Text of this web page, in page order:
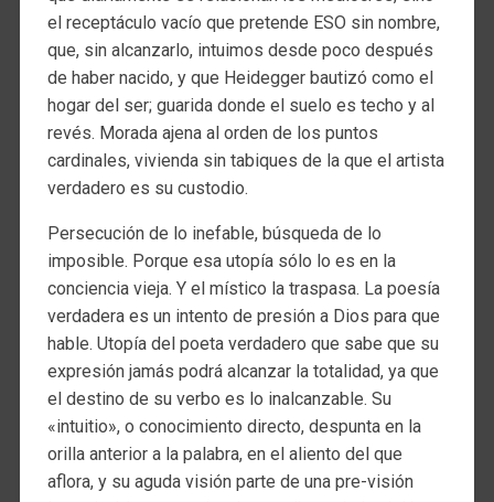
el receptáculo vacío que pretende ESO sin nombre,
que, sin alcanzarlo, intuimos desde poco después
de haber nacido, y que Heidegger bautizó como el
hogar del ser; guarida donde el suelo es techo y al
revés. Morada ajena al orden de los puntos
cardinales, vivienda sin tabiques de la que el artista
verdadero es su custodio.
Persecución de lo inefable, búsqueda de lo
imposible. Porque esa utopía sólo lo es en la
conciencia vieja. Y el místico la traspasa. La poesía
verdadera es un intento de presión a Dios para que
hable. Utopía del poeta verdadero que sabe que su
expresión jamás podrá alcanzar la totalidad, ya que
el destino de su verbo es lo inalcanzable. Su
«intuitio», o conocimiento directo, despunta en la
orilla anterior a la palabra, en el aliento del que
aflora, y su aguda visión parte de una pre-visión